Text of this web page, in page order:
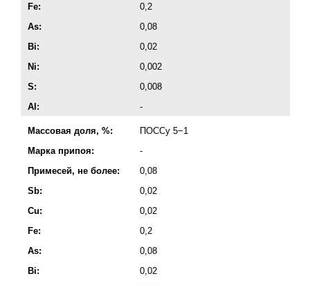
Fe:
0,2
As:
0,08
Bi:
0,02
Ni:
0,002
S:
0,008
Al:
-
Массовая доля, %:
ПОССу 5−1
Марка припоя:
-
Примесей, не более:
0,08
Sb:
0,02
Cu:
0,02
Fe:
0,2
As:
0,08
Bi:
0,02